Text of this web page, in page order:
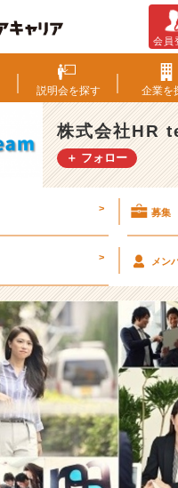
い
に・・・！！！
【株
式
会
社
e
の
タ
イ
ム
ラ
イ
ン】
|
ベ
ン
チ
会員
説明会を探す 企業を
株式会社HR
＋ フォロー
> 募集
> メン